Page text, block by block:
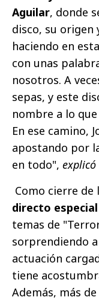
Aguilar, donde
disco, su origen
haciendo en
con unas
nosotros. A
sepas, y este
nombre a lo
En ese camino,
apostando por
en todo", explicó
Como cierre de
directo especial
temas de
sorprendiendo
actuación
tiene
Además, más